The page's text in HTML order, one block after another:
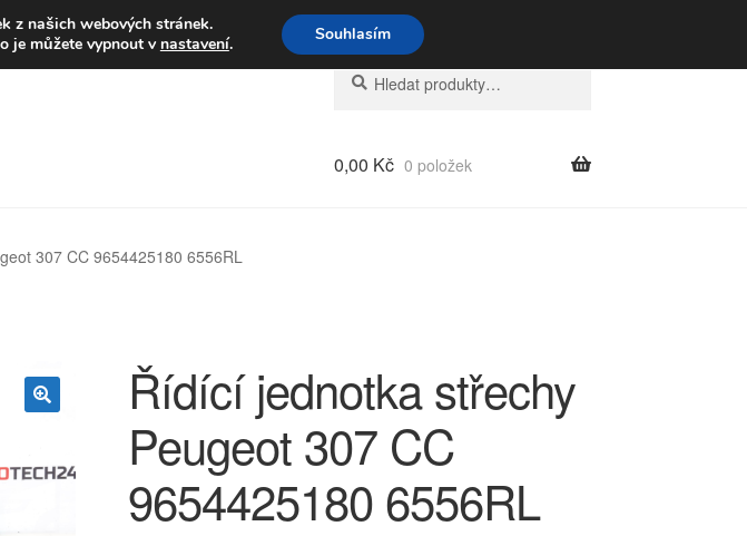
Volejte po-pá 9-16 704 494 494
Hledat:
Hledat
0,00 Kč 0 položek
307 CC 9654425180 6556RL
Řídící jednotka střechy
Peugeot 307 CC
9654425180 6556RL
z našich webových stránek.
je můžete vypnout v nastavení. Souhlasím